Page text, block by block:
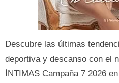
Descubre las últimas
deportiva y descanso con el
ÍNTIMAS Campaña 7 2026